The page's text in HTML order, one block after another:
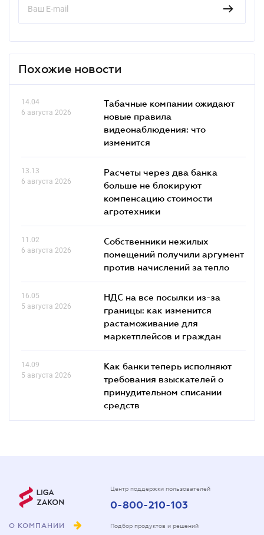
Похожие новости
14.04
6 августа 2026
Табачные компании ожидают
новые правила
видеонаблюдения: что
изменится
13.13
6 августа 2026
Расчеты через два банка
больше не блокируют
компенсацию стоимости
агротехники
11.02
6 августа 2026
Собственники нежилых
помещений получили аргумент
против начислений за тепло
16.05
5 августа 2026
НДС на все посылки из-за
границы: как изменится
растаможивание для
маркетплейсов и граждан
14.09
5 августа 2026
Как банки теперь исполняют
требования взыскателей о
принудительном списании
средств
О КОМПАНИИ
Центр поддержки пользователей
0-800-210-103
Подбор продуктов и решений